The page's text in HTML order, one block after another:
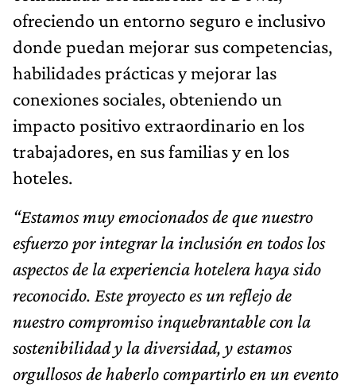
ofreciendo un entorno seguro e inclusivo
donde puedan mejorar sus competencias,
habilidades prácticas y mejorar las
conexiones sociales, obteniendo un
impacto positivo extraordinario en los
trabajadores, en sus familias y en los
hoteles.
“Estamos muy emocionados de que nuestro
esfuerzo por integrar la inclusión en todos los
aspectos de la experiencia hotelera haya sido
reconocido. Este proyecto es un reflejo de
nuestro compromiso inquebrantable con la
sostenibilidad y la diversidad, y estamos
orgullosos de haberlo compartirlo en un evento